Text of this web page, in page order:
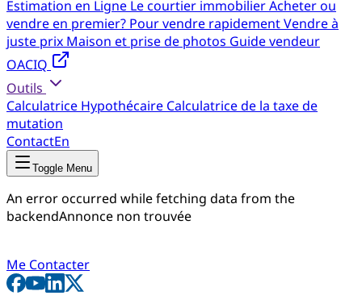
Estimation en Ligne Le courtier immobilierAcheter ou
vendre en premier? Pour vendre rapidementVendre à
juste prix Maison et prise de photos Guide vendeur
OACIQ
Outils
Calculatrice Hypothécaire Calculatrice de la taxe de
mutation
ContactEn
Toggle Menu
An error occurred while fetching data from the
backendAnnonce non trouvée
Me Contacter